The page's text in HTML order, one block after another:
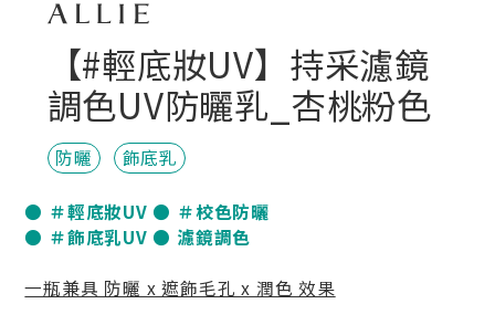
【#輕底妝UV】持采濾鏡
調色UV防曬乳_杏桃粉色
防曬 飾底乳
● ＃輕底妝UV ● ＃校色防曬
● ＃飾底乳UV ● 濾鏡調色
一瓶兼具 防曬 x 遮飾毛孔 x 潤色 效果